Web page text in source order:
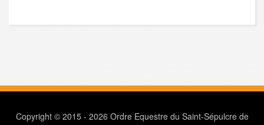
Copyright © 2015 - 2026 Ordre Equestre du Saint-Sépulcre de